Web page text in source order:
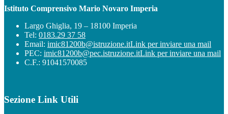
Istituto Comprensivo Mario Novaro Imperia
Largo Ghiglia, 19 – 18100 Imperia
Tel: 0183.29 37 58
Email: imic81200b@istruzione.itLink per inviare una mail
PEC: imic81200b@pec.istruzione.itLink per inviare una mail
C.F.: 91041570085
Sezione Link Utili